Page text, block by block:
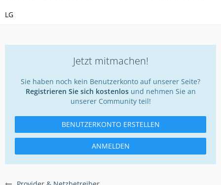
LG
Jetzt mitmachen!
Sie haben noch kein Benutzerkonto auf unserer Seite?
Registrieren Sie sich kostenlosund nehmen Sie an
unserer Community teil!
BENUTZERKONTO ERSTELLEN
ANMELDEN